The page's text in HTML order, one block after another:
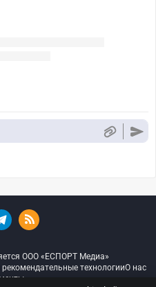
ООО «ЕСПОРТ Медиа»
технологииО нас